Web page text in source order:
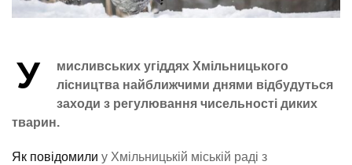
У
мисливських угіддях Хмільницького
лісництва найближчими днями відбудуться
заходи з регулювання чисельності диких
тварин.
Як повідомили у Хмільницькій міській раді з